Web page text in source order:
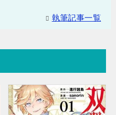
執筆記事一覧